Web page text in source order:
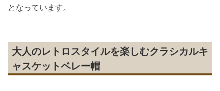
となっています。
大人のレトロスタイルを楽しむクラシカルキ
ャスケットベレー帽